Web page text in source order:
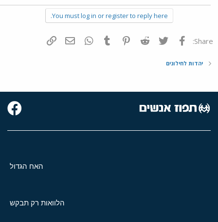
You must log in or register to reply here.
Share: פייסבוק Twitter
Reddit
Pinterest
Tumblr
WhatsAppדואר אלקטרוני
יהדות לחילונים
האח הגדול
הלוואות רק תבקש